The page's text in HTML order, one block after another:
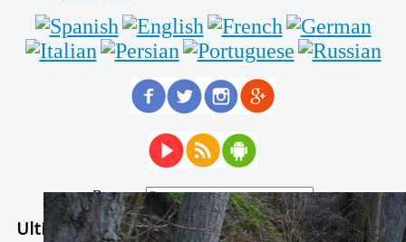
Buscar...
Ultimas Noticias